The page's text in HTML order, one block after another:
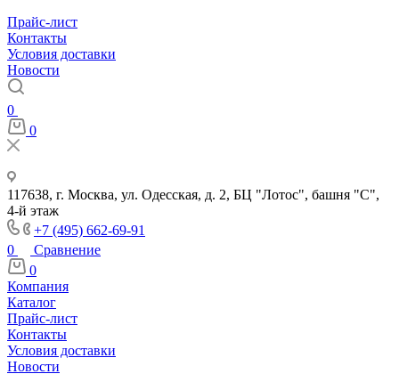
Прайс-лист
Контакты
Условия доставки
Новости
0
0
117638, г. Москва, ул. Одесская, д. 2, БЦ "Лотос", башня "С",
4-й этаж
+7 (495) 662-69-91
0
Сравнение
0
Компания
Каталог
Прайс-лист
Контакты
Условия доставки
Новости